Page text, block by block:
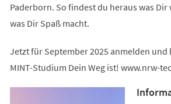
Paderborn. So findest du heraus was
was Dir Spaß macht.
Jetzt für September 2025 anmelden
MINT-Studium Dein Weg ist! www.nrw-